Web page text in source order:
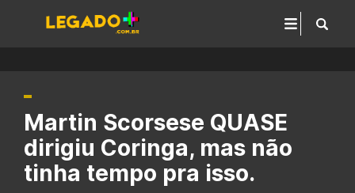
Martin Scorsese QUASE
dirigiu Coringa, mas não
tinha tempo pra isso.